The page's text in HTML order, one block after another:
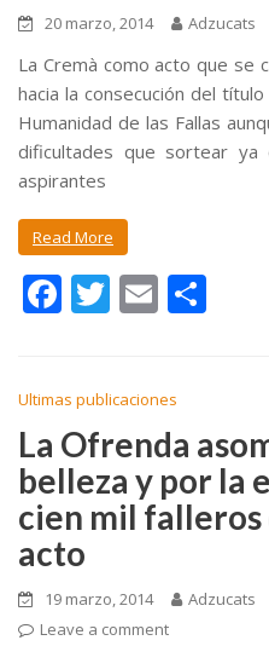
20 marzo, 2014 Adzucats
La Cremà como acto que se
hacia la consecución del
Humanidad de las Fallas
dificultades que sortear
aspirantes
Read More
F
b
o
o
k
T
er
E
l
ar
ti
r
Ultimas publicaciones
La Ofrenda
belleza y por la
cien mil falleros
acto
19 marzo, 2014 Adzucats
Leave a comment